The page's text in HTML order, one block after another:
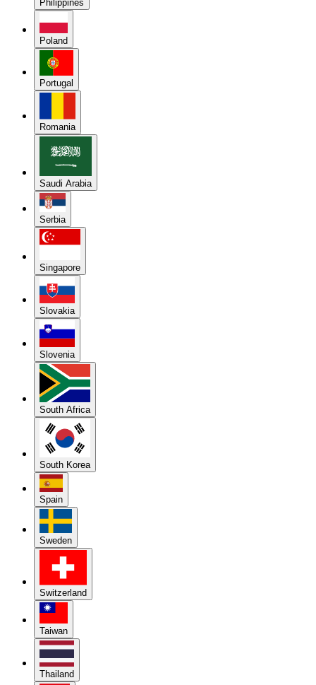
Philippines
Poland
Portugal
Romania
Saudi Arabia
Serbia
Singapore
Slovakia
Slovenia
South Africa
South Korea
Spain
Sweden
Switzerland
Taiwan
Thailand